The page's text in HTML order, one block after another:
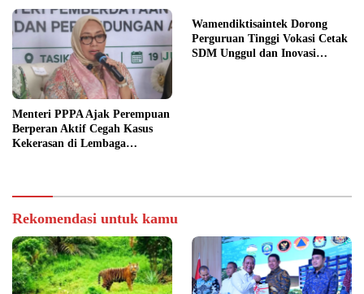
Menteri PPPA Ajak Perempuan
Berperan Aktif Cegah Kasus
Kekerasan di Lembaga
Wamendiktisaintek Dorong
Perguruan Tinggi Vokasi Cetak
SDM Unggul dan Inovasi
Rekomendasi untuk kamu